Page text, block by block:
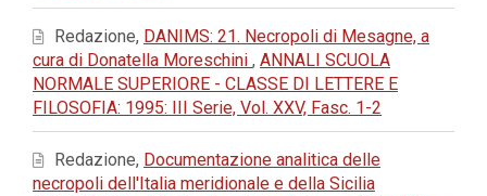
Redazione, DANIMS: 21. Necropoli di Mesagne, a
cura di Donatella Moreschini , ANNALI SCUOLA
NORMALE SUPERIORE - CLASSE DI LETTERE E
FILOSOFIA: 1995: III Serie, Vol. XXV, Fasc. 1-2
Redazione, Documentazione analitica delle
necropoli dell'Italia meridionale e della Sicilia